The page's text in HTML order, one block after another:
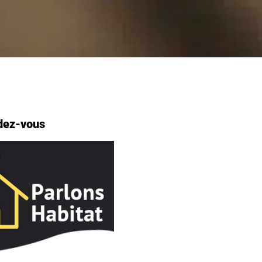
vous